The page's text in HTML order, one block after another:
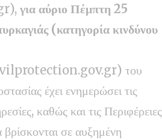
για αύριο Πέμπτη 25
(κατηγορία κινδύνου
) του
έχει ενημερώσει τις
καθώς και τις Περιφέρειες
σε αυξημένη